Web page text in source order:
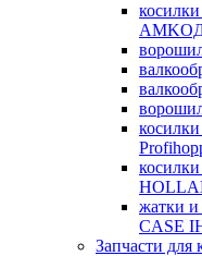
жатки и
CASE
Запчасти